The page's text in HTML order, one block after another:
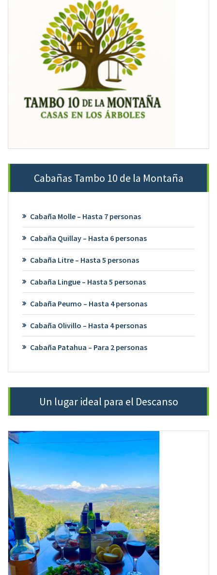
Cabañas Tambo 10 de la Montaña
Cabaña Molle – Hasta 7 personas
Cabaña Quillay – Hasta 6 personas
Cabaña Litre – Hasta 5 personas
Cabaña Lingue – Hasta 5 personas
Cabaña Peumo – Hasta 4 personas
Cabaña Olivillo – Hasta 4 personas
Cabaña Patahua – Para 2 personas
Un lugar ideal para el Descanso